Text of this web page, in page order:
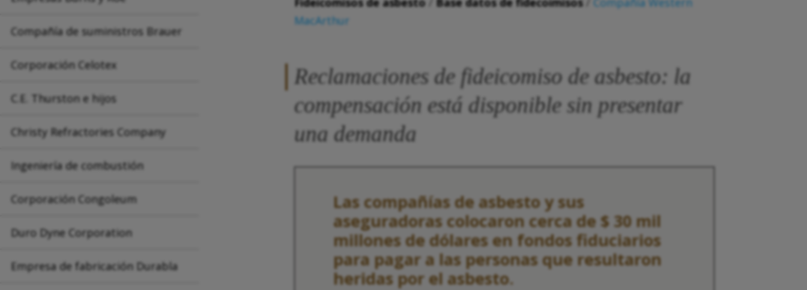
Compañía de suministros Brauer
Corporación Celotex
C.E. Thurston e hijos
Christy Refractories Company
Ingeniería de combustión
Corporación Congoleum
Duro Dyne Corporation
Empresa de fabricación Durabla
MacArthur
Reclamaciones de fideicomiso de asbesto: la
compensación está disponible sin presentar
una demanda
Las compañías de asbesto y sus
aseguradoras colocaron cerca de $ 30 mil
millones de dólares en fondos fiduciarios
para pagar a las personas que resultaron
heridas por el asbesto.